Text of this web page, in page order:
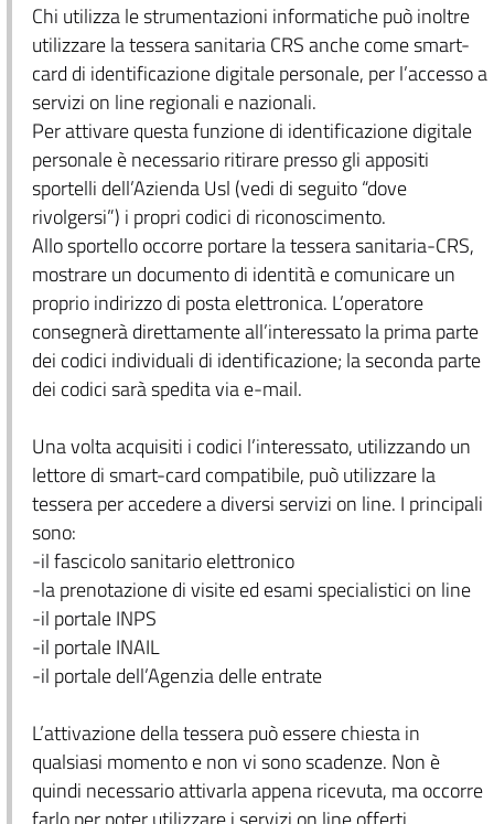
Chi utilizza le strumentazioni informatiche può inoltre
utilizzare la tessera sanitaria CRS anche come smart-
card di identificazione digitale personale, per l’accesso a
servizi on line regionali e nazionali.
Per attivare questa funzione di identificazione digitale
personale è necessario ritirare presso gli appositi
sportelli dell’Azienda Usl (vedi di seguito “dove
rivolgersi”) i propri codici di riconoscimento.
Allo sportello occorre portare la tessera sanitaria-CRS,
mostrare un documento di identità e comunicare un
proprio indirizzo di posta elettronica. L’operatore
consegnerà direttamente all’interessato la prima parte
dei codici individuali di identificazione; la seconda parte
dei codici sarà spedita via e-mail.
Una volta acquisiti i codici l’interessato, utilizzando un
lettore di smart-card compatibile, può utilizzare la
tessera per accedere a diversi servizi on line. I principali
sono:
-il fascicolo sanitario elettronico
-la prenotazione di visite ed esami specialistici on line
-il portale INPS
-il portale INAIL
-il portale dell’Agenzia delle entrate
L’attivazione della tessera può essere chiesta in
qualsiasi momento e non vi sono scadenze. Non è
quindi necessario attivarla appena ricevuta, ma occorre